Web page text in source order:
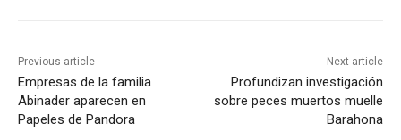
Previous article
Empresas de la familia
Abinader aparecen en
Papeles de Pandora
Next article
Profundizan investigación
sobre peces muertos muelle
Barahona